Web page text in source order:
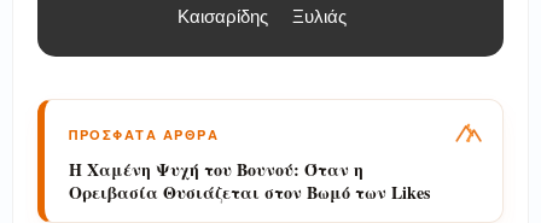
Καισαρίδης
Ξυλιάς
ΠΡΟΣΦΑΤΑ ΑΡΘΡΑ
Οδοιπορικό στο Πήλιο: Πεζοπορία και
Κατάνυξη στη Μονή Φλαμουρίου την